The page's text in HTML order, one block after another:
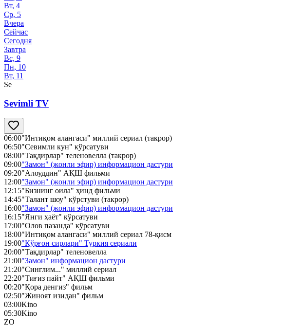
Вт, 4
Ср, 5
Вчера
Сейчас
Сегодня
Завтра
Вс, 9
Пн, 10
Вт, 11
Se
Sevimli TV
06:00"Интиқом алангаси" миллий сериал (такрор)
06:50"Севимли кун" кўрсатуви
08:00"Тақдирлар" теленовелла (такрор)
09:00"Замон" (жонли эфир) информацион дастури
09:20"Алоуддин" АҚШ фильми
12:00"Замон" (жонли эфир) информацион дастури
12:15"Бизнинг оила" ҳинд фильми
14:45"Талант шоу" кўрстуви (такрор)
16:00"Замон" (жонли эфир) информацион дастури
16:15"Янги ҳаёт" кўрсатуви
17:00"Олов пазанда" кўрсатуви
18:00"Интиқом алангаси" миллий сериал 78-қисм
19:00"Қўрғон сирлари" Туркия сериали
20:00"Тақдирлар" теленовелла
21:00"Замон" информацион дастури
21:20"Синглим..." миллий сериал
22:20"Тиғиз пайт" АҚШ фильми
00:20"Қора денгиз" фильм
02:50"Жиноят изидан" фильм
03:00Kino
05:30Kino
ZO